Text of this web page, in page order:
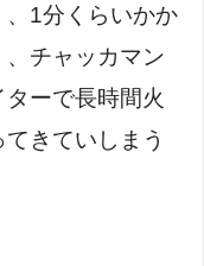
、1分くらいかか
、チャッカマン
ーで長時間火
きていしまう